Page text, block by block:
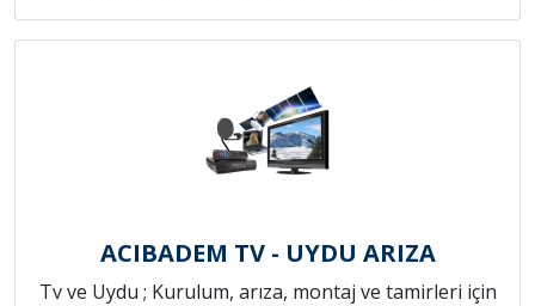
ACIBADEM TV - UYDU ARIZA
Tv ve Uydu ; Kurulum, arıza, montaj ve tamirleri için